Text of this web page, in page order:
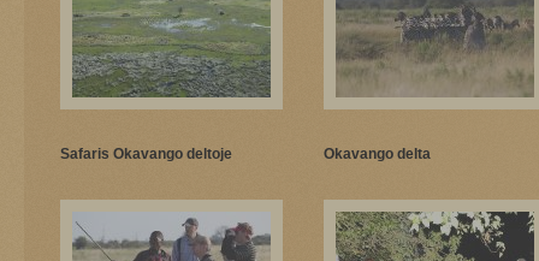
Safaris Okavango deltoje Okavango delta